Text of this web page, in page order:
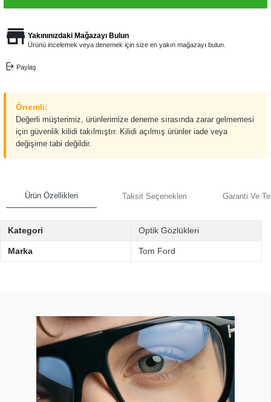
Yakınınızdaki Mağazayı Bulun
Ürünü incelemek veya denemek için size en yakın mağazayı bulun.
Paylaş
Önemli:
Değerli müşterimiz, ürünlerimize deneme sırasında zarar gelmemesi
için güvenlik kilidi takılmıştır. Kilidi açılmış ürünler iade veya
değişime tabi değildir.
Ürün Özellikleri Taksit Seçenekleri Garanti Ve
Kategori Optik Gözlükleri
Marka Tom Ford